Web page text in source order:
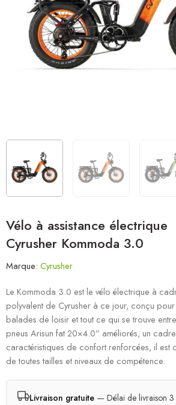
Vélo à assistance électrique
Cyrusher Kommoda 3.0
Marque: Cyrusher
Le Kommoda 3.0 est le vélo électrique à
polyvalent de Cyrusher à ce jour, conçu
balades de loisir et tout ce qui se trouve
pneus Arisun fat 20×4.0” améliorés, un
caractéristiques de confort renforcées, il est
de toutes tailles et niveaux de compétence.
Livraison gratuite — Délai de livraison